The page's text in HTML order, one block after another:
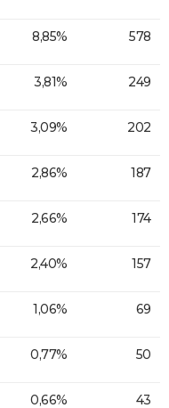
8,85% 578
3,81% 249
3,09% 202
2,86% 187
2,66% 174
2,40% 157
1,06% 69
0,77% 50
0,66% 43